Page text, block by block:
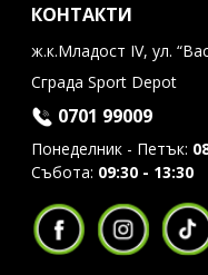
КОНТАКТИ
ж.к.Младост IV, ул.
Сграда Sport Depot
0701 99009
Понеделник - Петък:
Събота: 09:30 - 13:30